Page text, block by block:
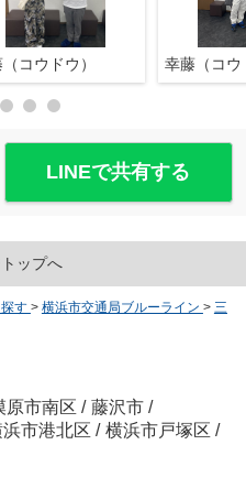
コウドウ） 幸藤（コウ
LINEで共有する
ップへ
す > 横浜市交通局ブルーライン > 三
原市南区 / 藤沢市 /
浜市港北区 / 横浜市戸塚区 /